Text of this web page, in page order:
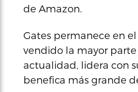
de Amazon.
Gates permanece en
vendido la mayor parte
actualidad, lidera con
benefica más grande